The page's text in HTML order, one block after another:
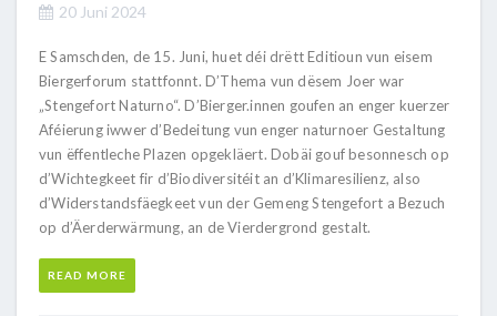
20 Juni 2024
E Samschden, de 15. Juni, huet déi drëtt Editioun vun eisem
Biergerforum stattfonnt. D’Thema vun dësem Joer war
„Stengefort Naturno“. D’Bierger.innen goufen an enger kuerzer
Aféierung iwwer d’Bedeitung vun enger naturnoer Gestaltung
vun ëffentleche Plazen opgekläert. Dobäi gouf besonnesch op
d’Wichtegkeet fir d’Biodiversitéit an d’Klimaresilienz, also
d’Widerstandsfäegkeet vun der Gemeng Stengefort a Bezuch
op d’Äerderwärmung, an de Vierdergrond gestalt.
READ MORE